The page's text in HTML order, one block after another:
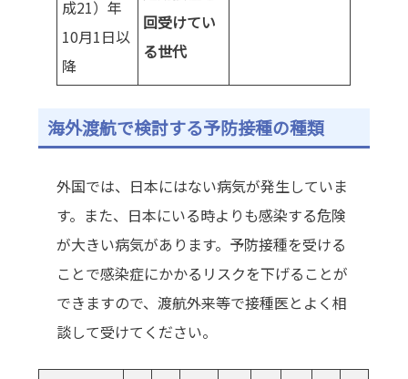
成21）年
10月1日以
降
回受けてい
る世代
海外渡航で検討する予防接種の種類
外国では、日本にはない病気が発生していま
す。また、日本にいる時よりも感染する危険
が大きい病気があります。予防接種を受ける
ことで感染症にかかるリスクを下げることが
できますので、渡航外来等で接種医とよく相
談して受けてください。